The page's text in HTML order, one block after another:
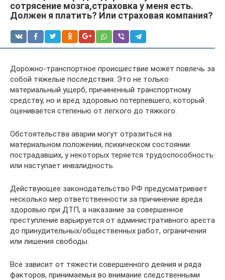
сотрясение мозга,страховка у меня есть.
Должен я платить? Или страховая компания?
Дорожно-транспортное происшествие может повлечь за
собой тяжелые последствия. Это не только
материальный ущерб, причиненный транспортному
средству, но и вред здоровью потерпевшего, который
оценивается степенью от легкого до тяжкого.
Обстоятельства аварии могут отразиться на
материальном положении, психическом состоянии
пострадавших, у некоторых теряется трудоспособность
или наступает инвалидность.
Действующее законодательство РФ предусматривает
несколько мер ответственности за причинение вреда
здоровью при ДТП, а наказание за совершенное
преступление варьируется от административного ареста
до принудительных/общественных работ, ограничения
или лишения свободы.
Все зависит от тяжести совершенного деяния и ряда
факторов, принимаемых во внимание следственными